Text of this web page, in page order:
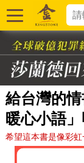
給台灣的
暖心小語
希望這本書是像彩